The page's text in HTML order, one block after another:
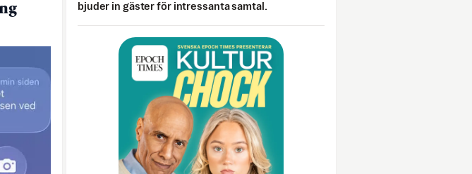
bjuder in gäster för intressanta samtal.